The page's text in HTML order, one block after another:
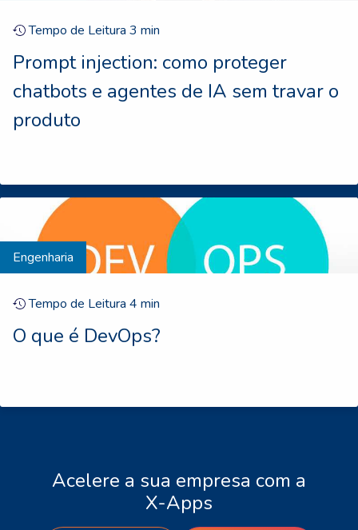
Tempo de Leitura 3 min
Prompt injection: como proteger
chatbots e agentes de IA sem travar o
produto
Engenharia
Tempo de Leitura 4 min
O que é DevOps?
Acelere a sua empresa com a
X-Apps